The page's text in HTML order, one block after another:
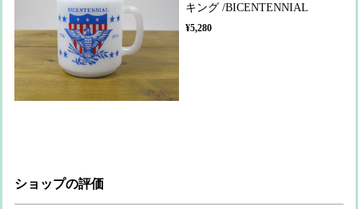
キング /BICENTENNIAL
¥5,280
ショップの評価